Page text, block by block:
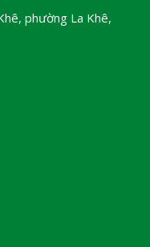
phường La Khê,